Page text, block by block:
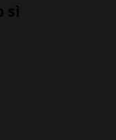
sì